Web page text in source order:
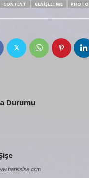
CONTENT GENIŞLETME
Durumu